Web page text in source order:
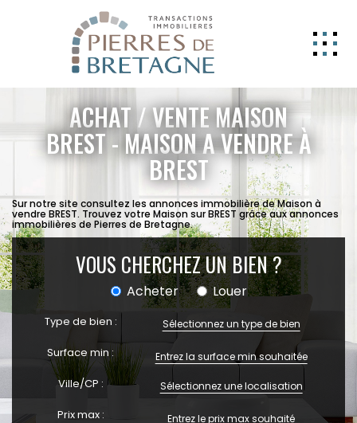
NOS BIENS
GERER
NOS AGENCES
ESTIMATION
CONTACT
ESPACE CLIENT
EXTRANET
ACHAT / VENTE MAISON
BREST - MAISON A VENDRE À
BREST
Sur notre site consultez les annonces immobilière de Maison à
vendre BREST. Trouvez votre Maison sur BREST grâce aux annonces
immobilières de Pierres de Bretagne.
VOUS CHERCHEZ UN BIEN ?
Acheter Louer
Type de bien : Sélectionnez un type de bien
Surface min :
Ville/CP : Sélectionnez une localisation
Prix max :